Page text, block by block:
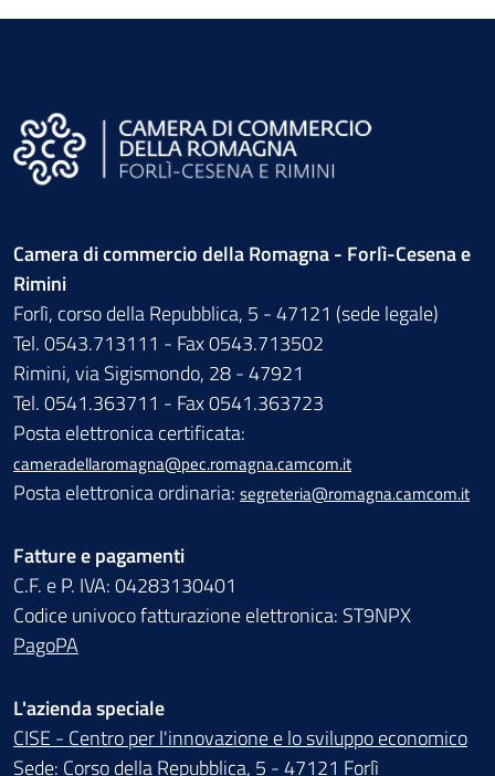
Camera di commercio della Romagna - Forlì-Cesena e
Rimini
Forlì, corso della Repubblica, 5 - 47121 (sede legale)
Tel. 0543.713111 - Fax 0543.713502
Rimini, via Sigismondo, 28 - 47921
Tel. 0541.363711 - Fax 0541.363723
Posta elettronica certificata:
cameradellaromagna@pec.romagna.camcom.it
Posta elettronica ordinaria: segreteria@romagna.camcom.it
Fatture e pagamenti
C.F. e P. IVA: 04283130401
Codice univoco fatturazione elettronica: ST9NPX
PagoPA
L'azienda speciale
CISE - Centro per l'innovazione e lo sviluppo economico
Sede: Corso della Repubblica, 5 - 47121 Forlì